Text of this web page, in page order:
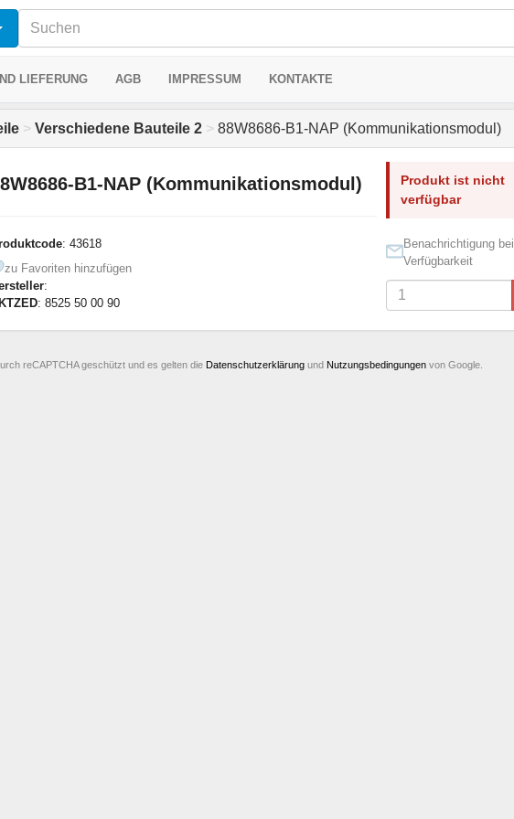
LIEFERUNG AGB IMPRESSUM KONTAKTE
> Verschiedene Bauteile 2 > 88W8686-B1-NAP (Kommunikationsmodul)
B1-NAP (Kommunikationsmodul)
: 43618
zu Favoriten hinzufügen
:
: 8525 50 00 90
Produkt ist nicht
verfügbar
Benachrichtigung bei
Verfügbarkeit
reCAPTCHA geschützt und es gelten die Datenschutzerklärung und Nutzungsbedingungen von Google.